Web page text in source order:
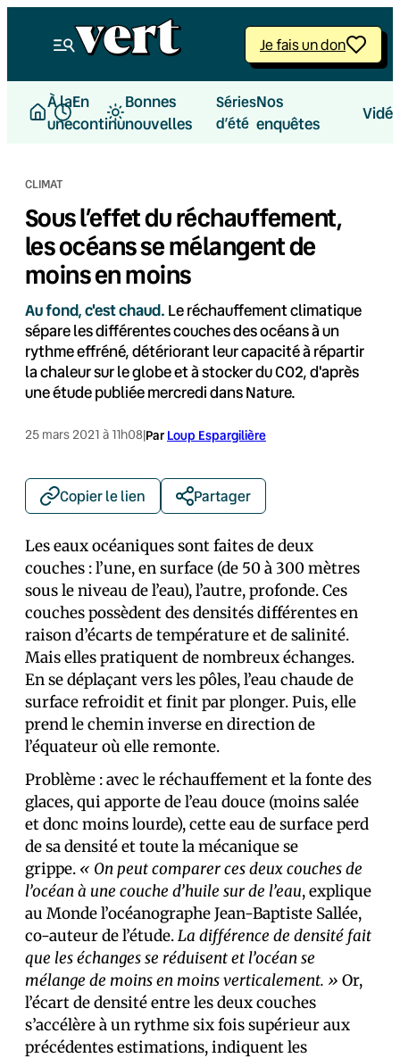
Je fais un don
À la
une
En
continu
Bonnes
nouvelles
Séries
d’été
Nos
enquêtes
CLIMAT
Sous l’effet du réchauffement,
les océans se mélangent de
moins en moins
Au fond, c'est chaud. Le réchauffement climatique
sépare les différentes couches des océans à un
rythme effréné, détériorant leur capacité à répartir
la chaleur sur le globe et à stocker du CO2, d'après
une étude publiée mercredi dans Nature.
25 mars 2021 à 11h08|Par Loup Espargilière
Copier le lien Partager
Les eaux océaniques sont faites de deux
couches : l’une, en surface (de 50 à 300 mètres
sous le niveau de l’eau), l’autre, profonde. Ces
couches possèdent des densités différentes en
raison d’écarts de température et de salinité.
Mais elles pratiquent de nombreux échanges.
En se déplaçant vers les pôles, l’eau chaude de
surface refroidit et finit par plonger. Puis, elle
prend le chemin inverse en direction de
l’équateur où elle remonte.
Problème : avec le réchauffement et la fonte des
glaces, qui apporte de l’eau douce (moins salée
et donc moins lourde), cette eau de surface perd
de sa densité et toute la mécanique se
grippe. « On peut comparer ces deux couches de
l’océan à une couche d’huile sur de l’eau, explique
au Monde l’océanographe Jean-Baptiste Sallée,
co-auteur de l’étude.La différence de densité fait
que les échanges se réduisent et l’océan se
mélange de moins en moins verticalement. » Or,
l’écart de densité entre les deux couches
s’accélère à un rythme six fois supérieur aux
précédentes estimations, indiquent les